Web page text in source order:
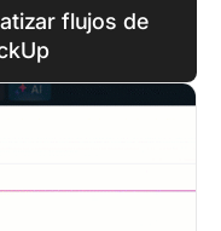
flujos de